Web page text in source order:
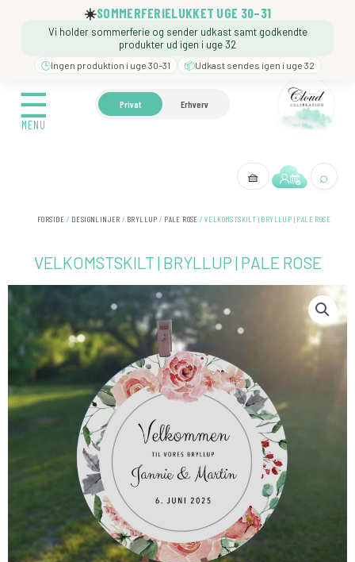
☀️SOMMERFERIELUKKET UGE 30–31
Vi holder sommerferie og sender udkast samt godkendte
produkter ud igen i uge 32
🕒Ingen produktion i uge 30–31 📦Udkast sendes igen i uge 32
☰
MENU
Privat Erhverv
🧺 ⌕
☰
MENU
🍼 BARNEDÅB ❓️ BESØG
FORSIDE / DESIGNLINJER / BRYLLUP / PALE ROSE / VELKOMSTSKILT | BRYLLUP | PALE ROSE
VELKOMSTSKILT | BRYLLUP | PALE ROSE